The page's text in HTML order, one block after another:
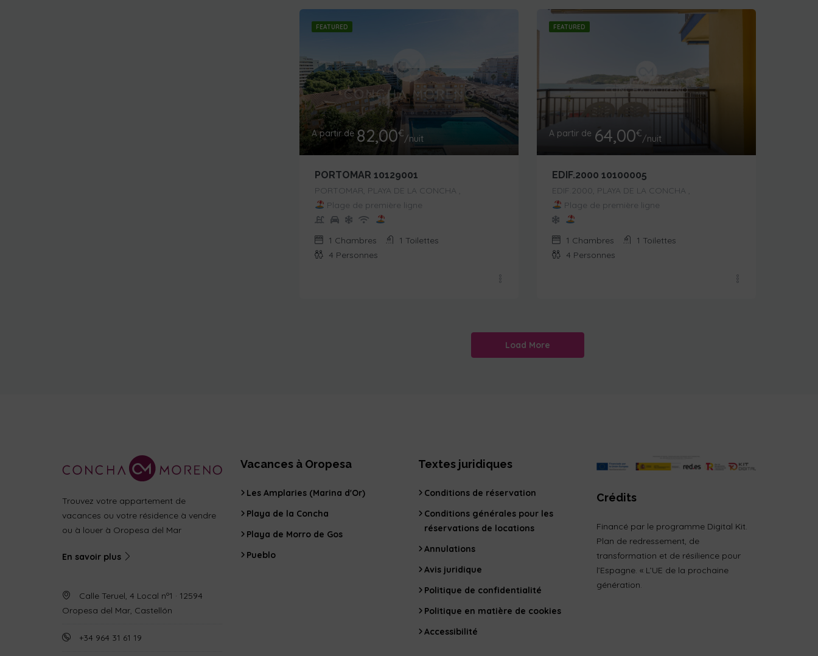
FEATURED
A partir de 82,00€/nuit
PORTOMAR 10129001
PORTOMAR, PLAYA DE LA CONCHA ,
Plage de première ligne
1 Chambres 1 Toilettes
4 Personnes
FEATURED
A partir de 64,00€/nuit
EDIF.2000 10100005
EDIF.2000, PLAYA DE LA CONCHA ,
Plage de première ligne
1 Chambres 1 Toilettes
4 Personnes
Load More
Trouvez votre appartement de
vacances ou votre résidence à vendre
ou à louer à Oropesa del Mar
En savoir plus
Calle Teruel, 4 Local nº1 · 12594
Oropesa del Mar, Castellón
+34 964 31 61 19
Vacances à Oropesa
Les Amplaries (Marina d'Or)
Playa de la Concha
Playa de Morro de Gos
Pueblo
Textes juridiques
Conditions de réservation
Conditions générales pour les
réservations de locations
Annulations
Avis juridique
Politique de confidentialité
Politique en matière de cookies
Accessibilité
Crédits
Financé par le programme Digital Kit.
Plan de redressement, de
transformation et de résilience pour
l’Espagne. « L’UE de la prochaine
génération.